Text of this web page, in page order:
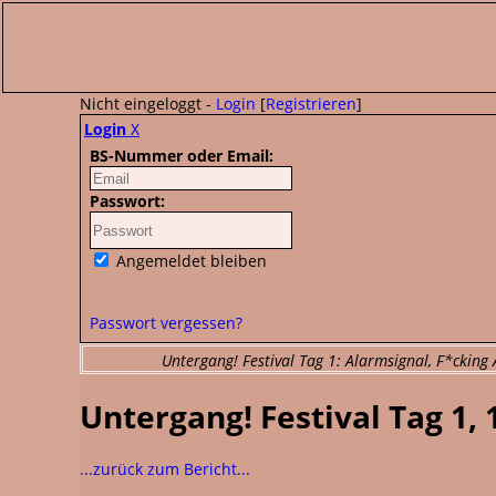
Nicht eingeloggt - Login [Registrieren]
Login X
BS-Nummer oder Email:
Passwort:
Angemeldet bleiben
Passwort vergessen?
Untergang! Festival Tag 1: Alarmsignal,
Untergang! Festival Tag
...zurück zum Bericht...